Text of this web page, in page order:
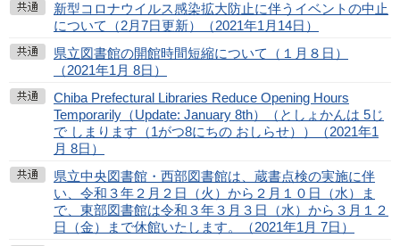
新型コロナウイルス感染拡大防止に伴うイベントの中止
について（2月7日更新）（2021年1月14日）
県立図書館の開館時間短縮について（１月８日）
（2021年1月 8日）
Chiba Prefectural Libraries Reduce Opening Hours
Temporarily（Update: January 8th）（としょかんは 5じ
で しまります（1がつ8にちの おしらせ））（2021年1
月 8日）
県立中央図書館・西部図書館は、蔵書点検の実施に伴
い、令和３年２月２日（火）から２月１０日（水）ま
で、東部図書館は令和３年３月３日（水）から３月１２
日（金）まで休館いたします。（2021年1月 7日）